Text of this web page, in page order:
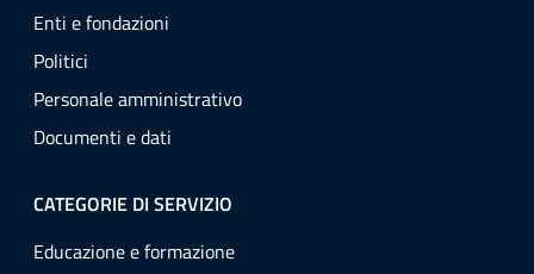
Enti e fondazioni
Politici
Personale amministrativo
Documenti e dati
CATEGORIE DI SERVIZIO
Educazione e formazione